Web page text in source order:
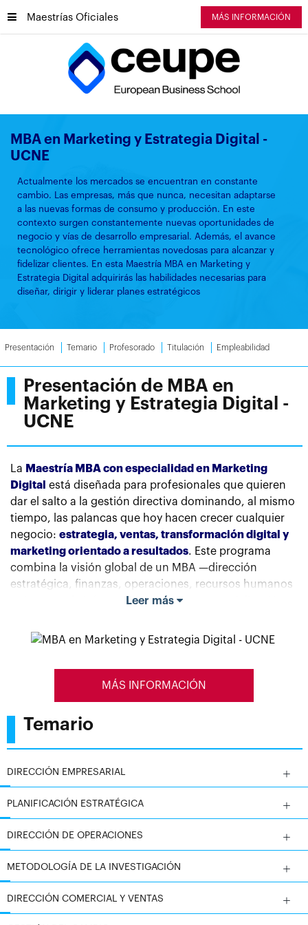
Maestrías Oficiales MÁS INFORMACIÓN
MBA en Marketing y Estrategia Digital -
UCNE
Actualmente los mercados se encuentran en constante
cambio. Las empresas, más que nunca, necesitan adaptarse
a las nuevas formas de consumo y producción. En este
contexto surgen constantemente nuevas oportunidades de
negocio y vías de desarrollo empresarial. Además, el avance
tecnológico ofrece herramientas novedosas para alcanzar y
fidelizar clientes. En esta Maestría MBA en Marketing y
Estrategia Digital adquirirás las habilidades necesarias para
diseñar, dirigir y liderar planes estratégicos
Presentación Temario Profesorado Titulación Empleabilidad
Presentación de MBA en
Marketing y Estrategia Digital -
UCNE
La Maestría MBA con especialidad en Marketing
Digital está diseñada para profesionales que quieren
dar el salto a la gestión directiva dominando, al mismo
tiempo, las palancas que hoy hacen crecer cualquier
negocio: estrategia, ventas, transformación digital y
marketing orientado a resultados. Este programa
combina la visión global de un MBA —dirección
estratégica, finanzas, operaciones, recursos humanos
y sistemas de información— con una especialización
entornos digitales
A lo largo de la maestría aprenderás atomar
decisiones de negocio con criterio, analizando
sectores, construyendo ventajas competitivas y
aplicando herramientas de planificación estratégica
(PEST/EL, Porter, DAFO, matrices de cartera, cuadro de
mando integral). Desarrollarás competencias para
liderar equipos, gestionar el cambio y dirigir áreas
suministro, reforzando una mentalidad directiva
diseñar y ejecutar un plan de marketing 360º
Leer más
MÁS INFORMACIÓN
Temario
DIRECCIÓN EMPRESARIAL
PLANIFICACIÓN ESTRATÉGICA
DIRECCIÓN DE OPERACIONES
METODOLOGÍA DE LA INVESTIGACIÓN
DIRECCIÓN COMERCIAL Y VENTAS